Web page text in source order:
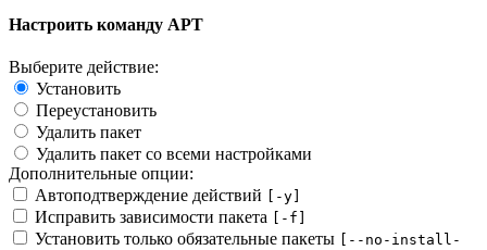
Настроить команду APT
Выберите действие:
Установить
Переустановить
Удалить пакет
Удалить пакет со всеми настройками
Дополнительные опции:
Автоподтверждение действий
[-y]
Исправить зависимости пакета [-f]
Установить только обязательные пакеты
[--no-install-